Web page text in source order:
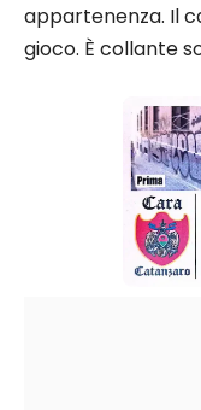
appartenenza. Il
gioco. È collante